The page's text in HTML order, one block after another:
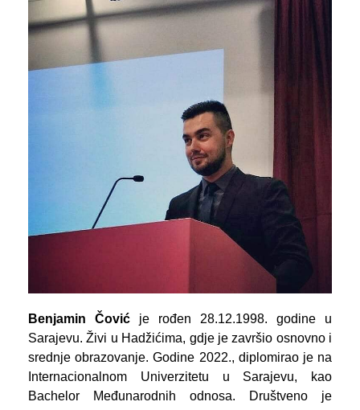
Benjamin Čović je rođen 28.12.1998. godine u
Sarajevu. Živi u Hadžićima, gdje je završio osnovno i
srednje obrazovanje. Godine 2022., diplomirao je na
Internacionalnom Univerzitetu u Sarajevu, kao
Bachelor Međunarodnih odnosa. Društveno je